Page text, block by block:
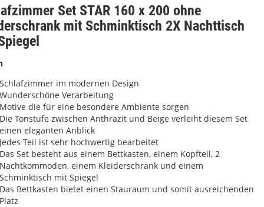
Set STAR 160 x 200 ohne
mit Schminktisch 2X Nachttisch
Schlafzimmer im modernen Design
Wunderschöne Verarbeitung
Motive die für eine besondere Ambiente sorgen
Die Tonstufe zwischen Anthrazit und Beige verleiht diesem Set
einen eleganten Anblick
Jedes Teil ist sehr hochwertig bearbeitet
Das Set besteht aus einem Bettkasten, einem Kopfteil, 2
Nachtkommoden, einem Kleiderschrank und einem
Schminktisch mit Spiegel
Das Bettkasten bietet einen Stauraum und somit ausreichenden
Platz